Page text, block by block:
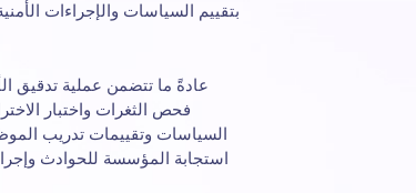
بتقييم السياسات والإجراءات
عادةً ما تتضمن عملية تدقيق
فحص الثغرات واختبار
السياسات وتقييمات تدريب
استجابة المؤسسة للحوادث